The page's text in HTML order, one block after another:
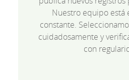
Nuestro equipo está
constante.
cuidadosamente y
con